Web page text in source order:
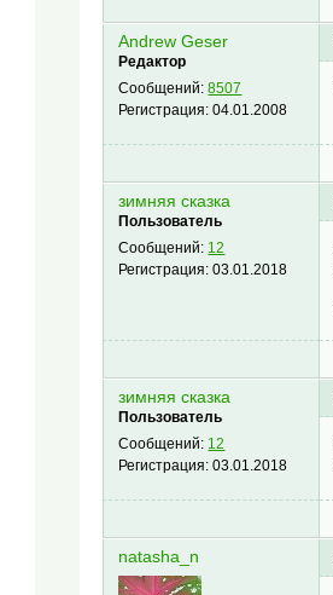
Andrew Geser
Редактор
Сообщений:8507
Регистрация:04.01.2008
зимняя сказка
Пользователь
Сообщений: 12
Регистрация:03.01.2018
зимняя сказка
Пользователь
Сообщений: 12
Регистрация:03.01.2018
natasha_n